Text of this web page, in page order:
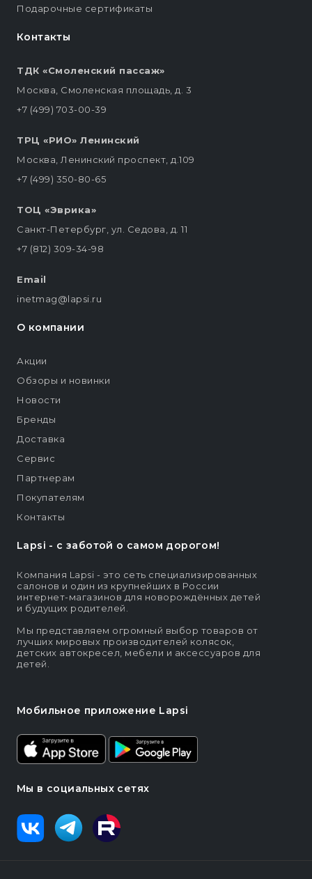
Lapsi - c заботой о самом дорогом!
Компания Lapsi - это сеть специализированных
салонов и один из крупнейших в России
интернет-магазинов для новорождённых детей
и будущих родителей.
Мы представляем огромный выбор товаров от
лучших мировых производителей колясок,
детских автокресел, мебели и аксессуаров для
детей.
Мобильное приложение Lapsi
Мы в социальных сетях
Контакты
ТДК «Смоленский пассаж»
Москва, Смоленская площадь, д. 3
+7 (499) 703-00-39
ТРЦ «РИО» Ленинский
Москва, Ленинский проспект, д.109
+7 (499) 350-80-65
ТОЦ «Эврика»
Санкт-Петербург, ул. Седова, д. 11
+7 (812) 309-34-98
Email
inetmag@lapsi.ru
Подарочные сертификаты
О компании
Акции
Обзоры и новинки
Новости
Бренды
Доставка
Сервис
Партнерам
Покупателям
Контакты